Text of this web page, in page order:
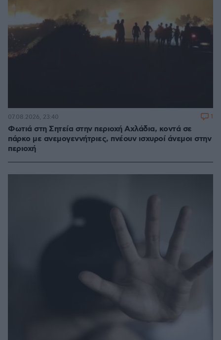
Φωτιά στη Σητεία στην περιοχή Αχλάδια, κοντά σε
πάρκο με ανεμογεννήτριες, πνέουν ισχυροί άνεμοι στην
περιοχή
07.08.2026, 23:40 1